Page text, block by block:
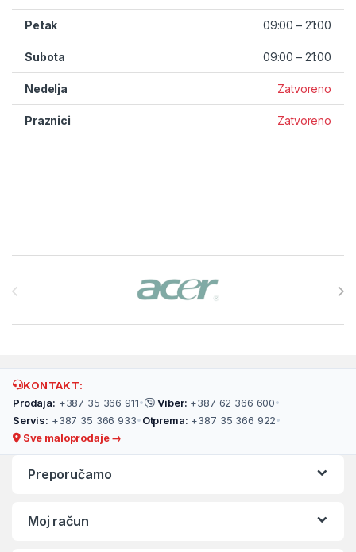
Petak 09:00 – 21:00
Subota 09:00 – 21:00
Nedelja Zatvoreno
Praznici Zatvoreno
KONTAKT:
Prodaja: +387 35 366 911• Viber: +387 62 366 600•
Servis: +387 35 366 933• Otprema: +387 35 366 922•
Sve maloprodaje →
Preporučamo
Moj račun